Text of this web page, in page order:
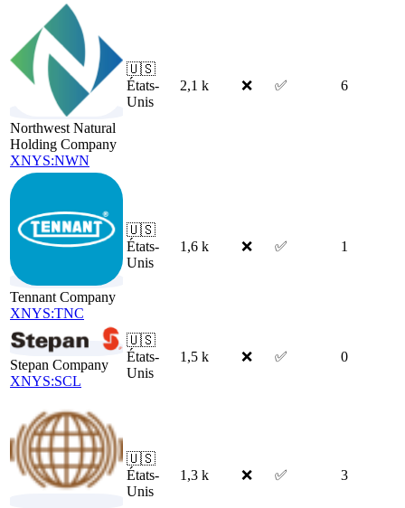
Northwest Natural
Holding Company
XNYS:NWN
🇺🇸
États-
Unis
2,1 k ❌ ✅ 6
Tennant Company
XNYS:TNC
🇺🇸
États-
Unis
1,6 k ❌ ✅ 1
Stepan Company
XNYS:SCL
🇺🇸
États-
Unis
1,5 k ❌ ✅ 0
🇺🇸
États-
Unis
1,3 k ❌ ✅ 3